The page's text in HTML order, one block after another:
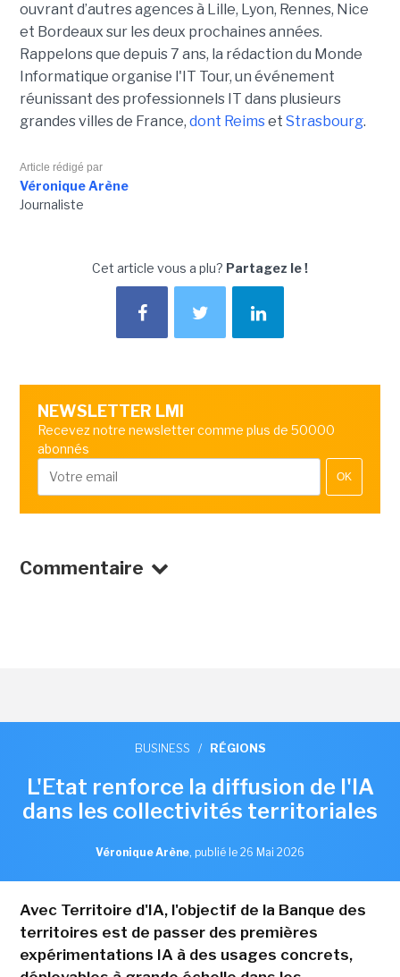
ouvrant d’autres agences à Lille, Lyon, Rennes, Nice
et Bordeaux sur les deux prochaines années.
Rappelons que depuis 7 ans, la rédaction du Monde
Informatique organise l'IT Tour, un événement
réunissant des professionnels IT dans plusieurs
grandes villes de France, dont Reimset Strasbourg.
Article rédigé par
Véronique Arène
Journaliste
Cet article vous a plu? Partagez le !
NEWSLETTER LMI
Recevez notre newsletter comme plus de 50000
abonnés
OK
Commentaire
BUSINESS / RÉGIONS
L'Etat renforce la diffusion de l'IA
dans les collectivités territoriales
Véronique Arène, publié le 26 Mai 2026
Avec Territoire d'IA, l'objectif de la Banque des
territoires est de passer des premières
expérimentations IA à des usages concrets,